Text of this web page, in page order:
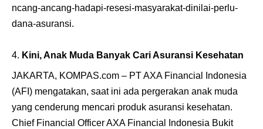
ncang-ancang-hadapi-resesi-masyarakat-dinilai-perlu-
dana-asuransi.
Kini, Anak Muda Banyak Cari Asuransi Kesehatan
JAKARTA, KOMPAS.com – PT AXA Financial Indonesia
(AFI) mengatakan, saat ini ada pergerakan anak muda
yang cenderung mencari produk asuransi kesehatan.
Chief Financial Officer AXA Financial Indonesia Bukit